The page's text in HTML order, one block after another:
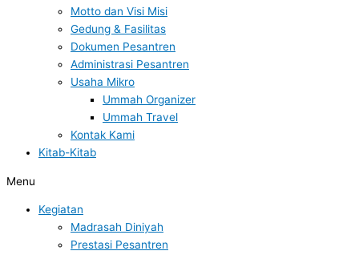
Motto dan Visi Misi
Gedung & Fasilitas
Dokumen Pesantren
Administrasi Pesantren
Usaha Mikro
Ummah Organizer
Ummah Travel
Kontak Kami
Kitab-Kitab
Menu
Kegiatan
Madrasah Diniyah
Prestasi Pesantren